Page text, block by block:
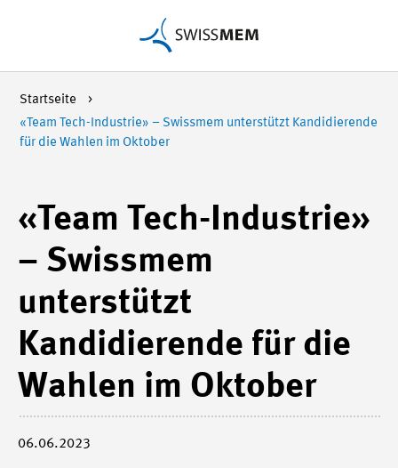
Startseite
«Team Tech-Industrie» – Swissmem unterstützt Kandidierende
für die Wahlen im Oktober
«Team Tech-Industrie»
– Swissmem
unterstützt
Kandidierende für die
Wahlen im Oktober
06.06.2023